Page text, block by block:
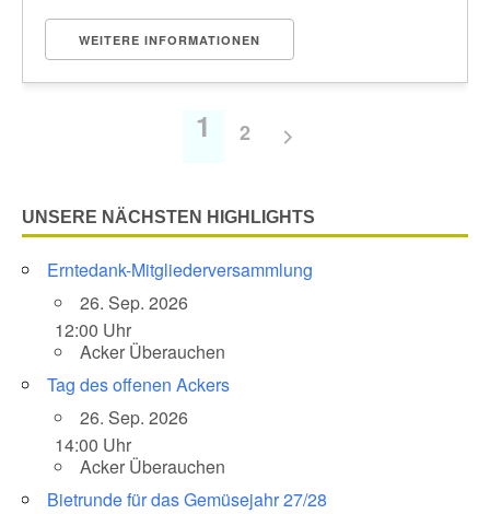
WEITERE INFORMATIONEN
1 2
UNSERE NÄCHSTEN HIGHLIGHTS
Erntedank-Mitgliederversammlung
26. Sep. 2026
12:00 Uhr
Acker Überauchen
Tag des offenen Ackers
26. Sep. 2026
14:00 Uhr
Acker Überauchen
Bietrunde für das Gemüsejahr 27/28